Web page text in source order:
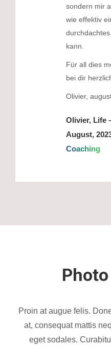
Olivier, Life
August,
Coaching
sondern mir
wie effektiv
kann.
Für all dies
bei dir
Olivier,
Proin at augue felis.
at, consequat mattis
eget sodales.